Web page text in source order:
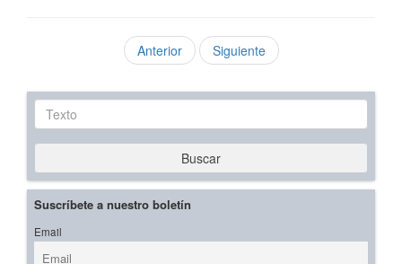
Anterior Siguiente
Texto
Buscar
Suscríbete a nuestro boletín
Email